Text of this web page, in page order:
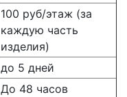
100 руб/этаж (за
каждую часть
изделия)
до 5 дней
До 48 часов